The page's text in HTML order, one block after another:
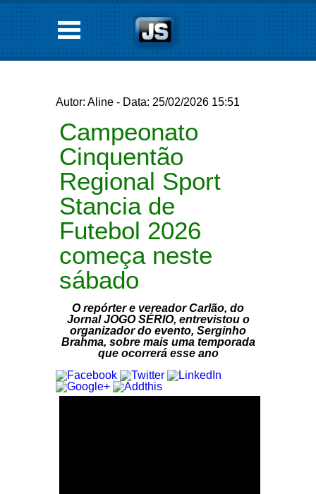
Autor: Aline - Data: 25/02/2026 15:51
Campeonato
Cinquentão
Regional Sport
Stancia de
Futebol 2026
começa neste
sábado
O repórter e vereador Carlão, do
Jornal JOGO SÉRIO, entrevistou o
organizador do evento, Serginho
Brahma, sobre mais uma temporada
que ocorrerá esse ano